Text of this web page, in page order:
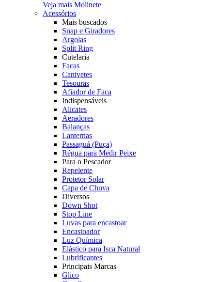
Veja mais Molinete
Acessórios
Mais buscados
Snap e Giradores
Argolas
Split Ring
Cutelaria
Facas
Canivetes
Tesouras
Afiador de Faca
Indispensáveis
Alicates
Aeradores
Balanças
Lanternas
Passaguá (Puça)
Régua para Medir Peixe
Para o Pescador
Repelente
Protetor Solar
Capa de Chuva
Diversos
Down Shot
Stop Line
Luvas para encastoar
Encastoador
Luz Química
Elástico para Isca Natural
Lubrificantes
Principais Marcas
Glico